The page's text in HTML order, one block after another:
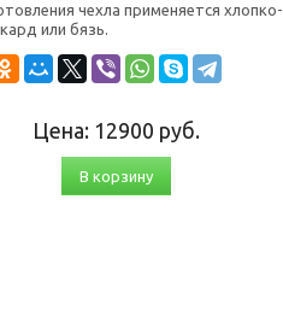
чех­ла при­меня­ет­ся хлоп­ко­
или бязь.
Цена: 12900 руб.
В корзину